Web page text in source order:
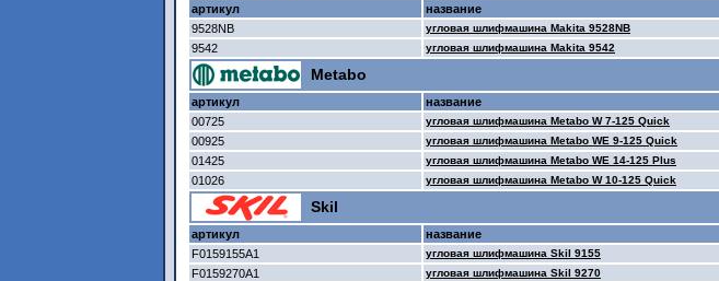
артикул название
9528NB
угловая шлифмашина Makita 9528NB
9542
угловая шлифмашина Makita 9542
Metabo
артикул название
00725
угловая шлифмашина Metabo W 7-125 Quick
00925
угловая шлифмашина Metabo WE 9-125 Quick
01425
угловая шлифмашина Metabo WE 14-125 Plus
01026
угловая шлифмашина Metabo W 10-125 Quick
Skil
артикул название
F0159155A1
угловая шлифмашина Skil 9155
F0159270A1
угловая шлифмашина Skil 9270